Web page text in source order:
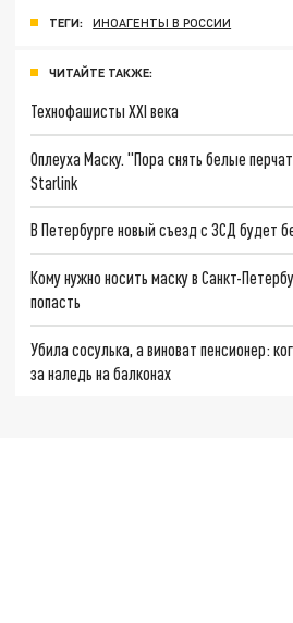
ТЕГИ: ИНОАГЕНТЫ В РОССИИ
ЧИТАЙТЕ ТАКЖЕ:
Технофашисты XXI века
Оплеуха Маску. "Пора снять белые
Starlink
В Петербурге новый съезд с ЗСД будет
Кому нужно носить маску в Санкт-
попасть
Убила сосулька, а виноват пенсионер:
за наледь на балконах